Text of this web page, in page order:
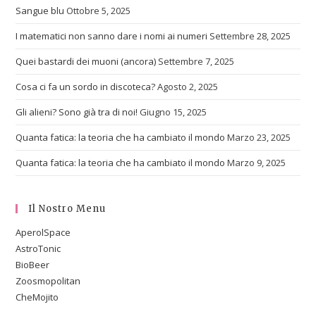
Sangue blu Ottobre 5, 2025
I matematici non sanno dare i nomi ai numeri Settembre 28, 2025
Quei bastardi dei muoni (ancora) Settembre 7, 2025
Cosa ci fa un sordo in discoteca?Agosto 2, 2025
Gli alieni? Sono già tra di noi! Giugno 15, 2025
Quanta fatica: la teoria che ha cambiato il mondo Marzo 23, 2025
Quanta fatica: la teoria che ha cambiato il mondo Marzo 9, 2025
Il Nostro Menu
AperolSpace
AstroTonic
BioBeer
Zoosmopolitan
CheMojito